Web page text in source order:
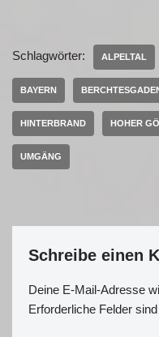
Schlagwörter: ALPELTAL
BAYERN
HINTERBRAND HOHER
UMGÄNG
Schreibe einen
Deine E-Mail-Adresse
Erforderliche Felder